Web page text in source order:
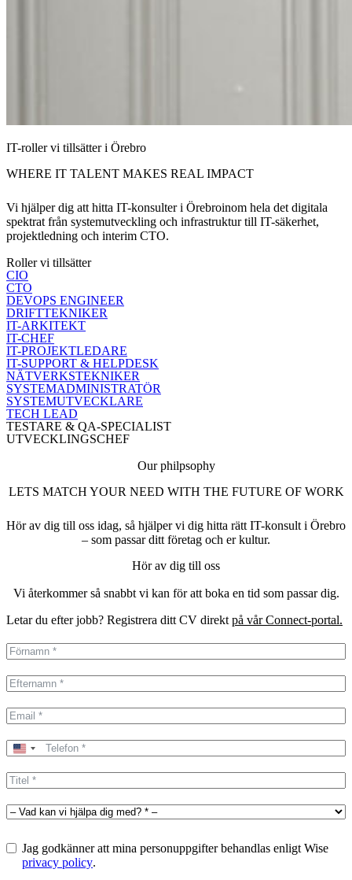
IT-roller vi tillsätter i Örebro
WHERE IT TALENT MAKES REAL IMPACT
Vi hjälper dig att hitta IT-konsulter i Örebroinom hela det digitala
spektrat från systemutveckling och infrastruktur till IT-säkerhet,
projektledning och interim CTO.
Roller vi tillsätter
CIO
CTO
DEVOPS ENGINEER
DRIFTTEKNIKER
IT-ARKITEKT
IT-CHEF
IT-PROJEKTLEDARE
IT-SUPPORT & HELPDESK
NÄTVERKSTEKNIKER
SYSTEMADMINISTRATÖR
SYSTEMUTVECKLARE
TECH LEAD
TESTARE & QA-SPECIALIST
UTVECKLINGSCHEF
Our philpsophy
LETS MATCH YOUR NEED WITH THE FUTURE OF WORK
Hör av dig till oss idag, så hjälper vi dig hitta rätt IT-konsult i Örebro
– som passar ditt företag och er kultur.
Hör av dig till oss
Vi återkommer så snabbt vi kan för att boka en tid som passar dig.
Letar du efter jobb? Registrera ditt CV direkt på vår Connect-portal.
United
+1
Jag godkänner att mina personuppgifter behandlas enligt Wise
privacy policy.